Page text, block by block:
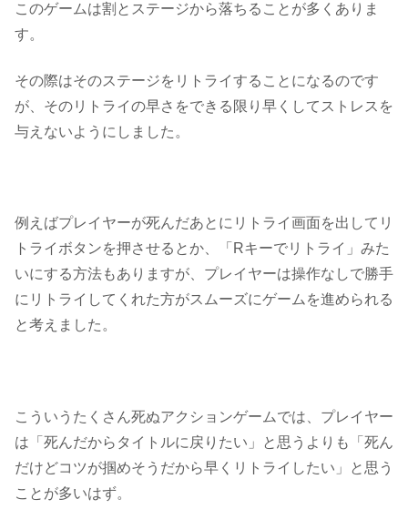
このゲームは割とステージから落ちることが多くありま
す。
その際はそのステージをリトライすることになるのです
が、そのリトライの早さをできる限り早くしてストレスを
与えないようにしました。
例えばプレイヤーが死んだあとにリトライ画面を出してリ
トライボタンを押させるとか、「Rキーでリトライ」みた
いにする方法もありますが、プレイヤーは操作なしで勝手
にリトライしてくれた方がスムーズにゲームを進められる
と考えました。
こういうたくさん死ぬアクションゲームでは、プレイヤー
は「死んだからタイトルに戻りたい」と思うよりも「死ん
だけどコツが掴めそうだから早くリトライしたい」と思う
ことが多いはず。